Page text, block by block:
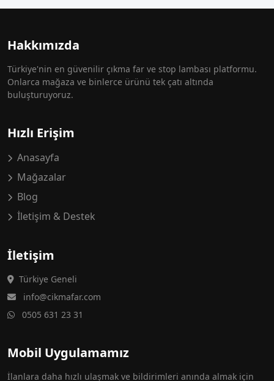
Hakkımızda
Türkiye'nin en güvenilir çıkma far ve stop lambası platformu.
Onlarca mağaza ve binlerce ürünü tek çatı altında
buluşturuyoruz.
Hızlı Erişim
Anasayfa
Mağazalar
Blog
İletişim & Destek
İletişim
Türkiye Geneli
info@cikmafar.com
0505 631 23 31
Mobil Uygulamamız
İlanlara daha hızlı ulaşmak ve bildirimleri anında almak için